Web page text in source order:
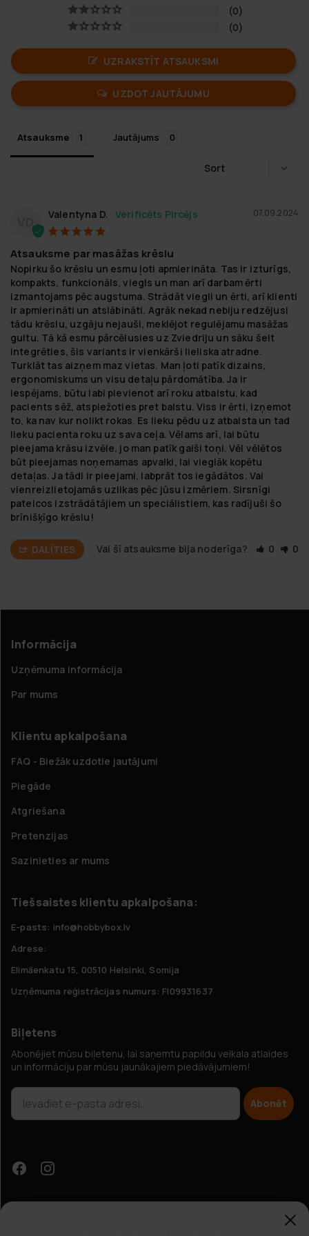
0
0
UZRAKSTĪT ATSAUKSMI
UZDOT JAUTĀJUMU
Atsauksme Jautājums
VD
07.09.2024
Valentyna D.
Atsauksme par masāžas krēslu
Nopirku šo krēslu un esmu ļoti apmierināta. Tas ir izturīgs,
kompakts, funkcionāls, viegls un man arī darbam ērti
izmantojams pēc augstuma. Strādāt viegli un ērti, arī klienti
ir apmierināti un atslābināti. Agrāk nekad nebiju redzējusi
tādu krēslu, uzgāju nejauši, meklējot regulējamu masāžas
gultu. Tā kā esmu pārcēlusies uz Zviedriju un sāku šeit
integrēties, šis variants ir vienkārši lieliska atradne.
Turklāt tas aizņem maz vietas. Man ļoti patīk dizains,
ergonomiskums un visu detaļu pārdomātība. Ja ir
iespējams, būtu labi pievienot arī roku atbalstu, kad
pacients sēž, atspiežoties pret balstu. Viss ir ērti, izņemot
to, ka nav kur nolikt rokas. Es lieku pēdu uz atbalsta un tad
lieku pacienta roku uz sava ceļa. Vēlams arī, lai būtu
pieejama krāsu izvēle, jo man patīk gaiši toņi. Vēl vēlētos
būt pieejamas noņemamas apvalki, lai vieglāk kopētu
detaļas. Ja tādi ir pieejami, labprāt tos iegādātos. Vai
vienreizlietojamās uzlikas pēc jūsu izmēriem. Sirsnīgi
pateicos izstrādātājiem un speciālistiem, kas radījuši šo
brīnišķīgo krēslu!
DALĪTIES Vai šī atsauksme bija noderīga? 0 0
Informācija
Uzņēmuma informācija
Par mums
Klientu apkalpošana
FAQ - Biežāk uzdotie jautājumi
Piegāde
Atgriešana
Pretenzijas
Sazinieties ar mums
Tiešsaistes klientu apkalpošana:
E-pasts: info@hobbybox.lv
Adrese:
Elimäenkatu 15, 00510 Helsinki, Somija
Uzņēmuma reģistrācijas numurs: FI09931637
Biļetens
Abonējiet mūsu biļetenu, lai saņemtu papildu veikala atlaides
un informāciju par mūsu jaunākajiem piedāvājumiem!
Abonēt